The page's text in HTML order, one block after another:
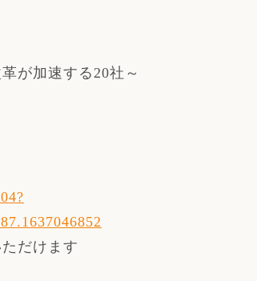
が加速する20社～
だけます